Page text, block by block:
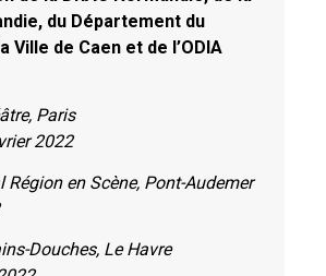
du Département du
Ville de Caen et de l’ODIA
Paris
2022
Région en Scène, Pont-Audemer
Douches, Le Havre